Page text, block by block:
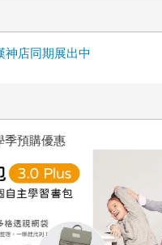
神店同期展出中